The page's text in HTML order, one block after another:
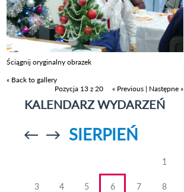
Ściągnij oryginalny obrazek
« Back to gallery
Pozycja 13 z 20
« Previous | Następne »
KALENDARZ WYDARZEŃ
Przejdź doPrzejdź do
SIERPIEŃ
1
3 4 5 6 7 8